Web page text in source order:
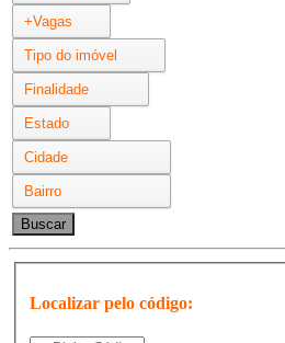
Localizar pelo código: